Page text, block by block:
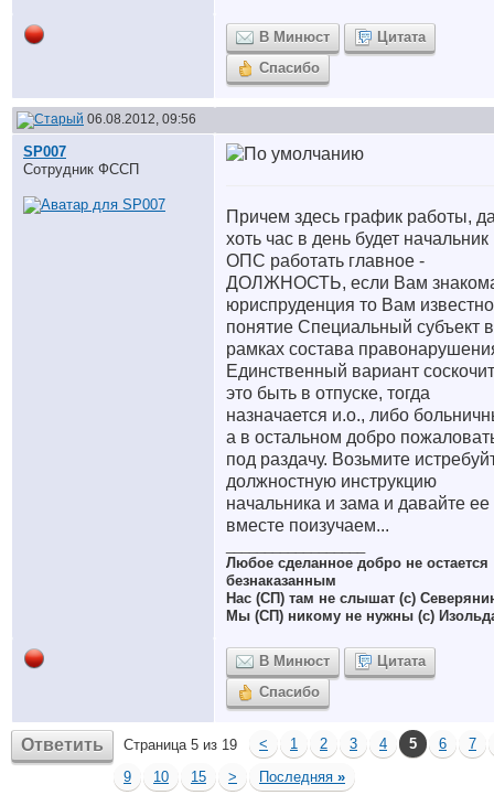
В Минюст
Цитата
Спасибо
06.08.2012, 09:56
SP007
Сотрудник ФССП
Причем здесь график работы,
хоть час в день будет начальник
ОПС работать главное -
ДОЛЖНОСТЬ, если Вам
юриспруденция то Вам известно
понятие Специальный субъект в
рамках состава
Единственный вариант
это быть в отпуске, тогда
назначается и.о., либо
а в остальном добро
под раздачу. Возьмите
должностную инструкцию
начальника и зама и давайте ее
вместе поизучаем...
Любое сделанное добро не остается
безнаказанным
Нас (СП) там не слышат (с)
Мы (СП) никому не нужны (с)
В Минюст
Цитата
Спасибо
Ответить Страница 5 из 19 < 1 2 3 4 5 6
7
9
10 15 > Последняя »